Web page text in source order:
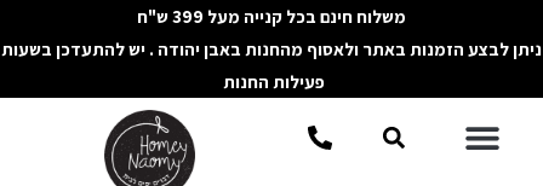
לתוכן
משלוח חינם בכל קנייה מעל 399 ש"ח
ניתן לבצע הזמנות באתר ולאסוף מהחנות באבן יהודה . יש להתעדכן בשעות
פעילות החנות
תפריטחיפוש